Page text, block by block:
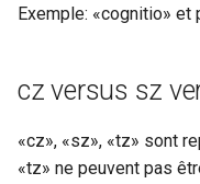
n versus m
uu-w-compensation
Points forts
Scribes et mains
Lemme (Glossaire)
addSpan
anchor
Exemple: «cognitio» et
cz versus sz
«cz», «sz», «tz» sont
«tz» ne peuvent pas